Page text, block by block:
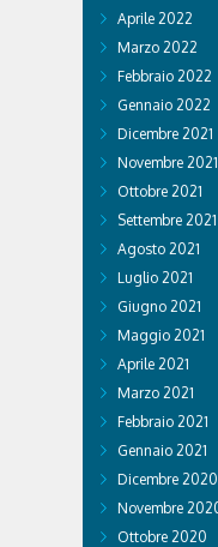
Aprile 2022
Marzo 2022
Febbraio 2022
Gennaio 2022
Dicembre 2021
Novembre 2021
Ottobre 2021
Settembre 2021
Agosto 2021
Luglio 2021
Giugno 2021
Maggio 2021
Aprile 2021
Marzo 2021
Febbraio 2021
Gennaio 2021
Dicembre 2020
Novembre
Ottobre 2020